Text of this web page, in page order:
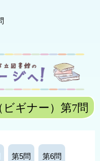
ギナー）第7問
第5問 第6問